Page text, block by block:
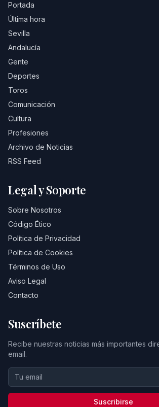
Portada
Última hora
Sevilla
Andalucía
Gente
Deportes
Toros
Comunicación
Cultura
Profesiones
Archivo de Noticias
RSS Feed
Legal y Soporte
Sobre Nosotros
Código Ético
Política de Privacidad
Política de Cookies
Términos de Uso
Aviso Legal
Contacto
Suscríbete
Recibe nuestras noticias más importantes
email.
Suscribirse